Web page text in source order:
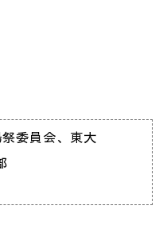
先するべき？
委員会、東大